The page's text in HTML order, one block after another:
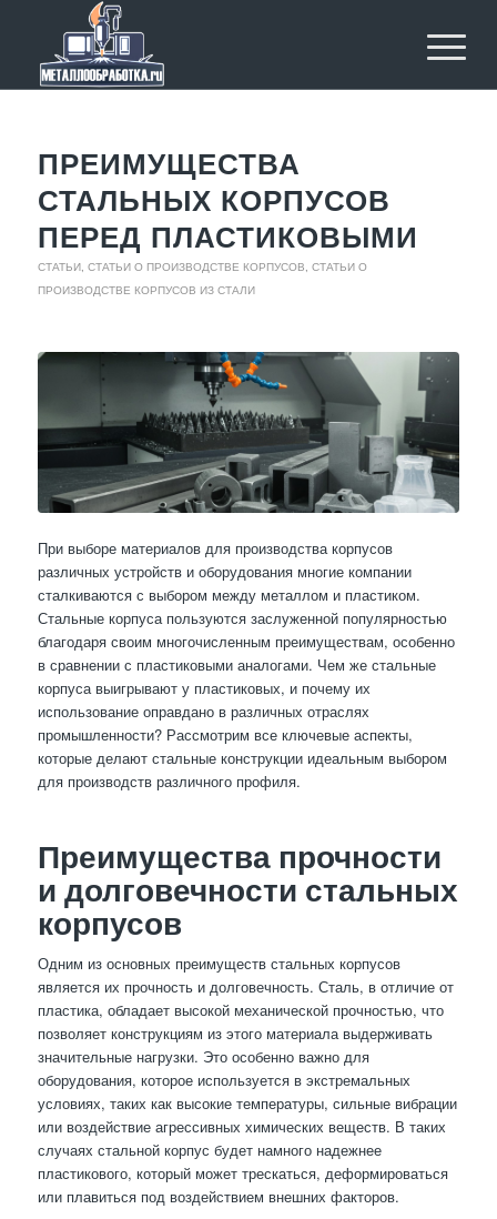
ПРЕИМУЩЕСТВА
СТАЛЬНЫХ КОРПУСОВ
ПЕРЕД ПЛАСТИКОВЫМИ
СТАТЬИ, СТАТЬИ О ПРОИЗВОДСТВЕ КОРПУСОВ СТАТЬИ О
ПРОИЗВОДСТВЕ КОРПУСОВ ИЗ СТАЛИ
При выборе материалов для производства корпусов
различных устройств и оборудования многие компании
сталкиваются с выбором между металлом и пластиком.
Стальные корпуса пользуются заслуженной популярностью
благодаря своим многочисленным преимуществам, особенно
в сравнении с пластиковыми аналогами. Чем же стальные
корпуса выигрывают у пластиковых, и почему их
использование оправдано в различных отраслях
промышленности? Рассмотрим все ключевые аспекты,
которые делают стальные конструкции идеальным выбором
для производств различного профиля.
Преимущества прочности
и долговечности стальных
корпусов
Одним из основных преимуществ стальных корпусов
является их прочность и долговечность. Сталь, в отличие от
пластика, обладает высокой механической прочностью, что
позволяет конструкциям из этого материала выдерживать
значительные нагрузки. Это особенно важно для
оборудования, которое используется в экстремальных
условиях, таких как высокие температуры, сильные вибрации
или воздействие агрессивных химических веществ. В таких
случаях стальной корпус будет намного надежнее
пластикового, который может трескаться, деформироваться
или плавиться под воздействием внешних факторов.